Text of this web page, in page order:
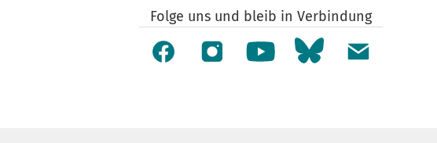
Folge uns und bleib in Verbindung